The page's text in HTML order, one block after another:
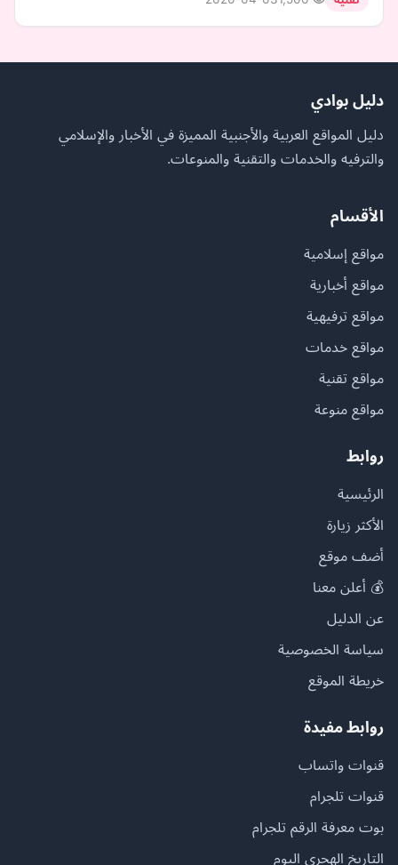
دليل بوادي
دليل المواقع العربية والأجنبية المميزة في الأخبار والإسلامي
والترفيه والخدمات والتقنية والمنوعات.
الأقسام
مواقع إسلامية
مواقع أخبارية
مواقع ترفيهية
مواقع خدمات
مواقع تقنية
مواقع منوعة
روابط
الرئيسية
الأكثر زيارة
أضف موقع
💰 أعلن معنا
عن الدليل
سياسة الخصوصية
خريطة الموقع
روابط مفيدة
قنوات واتساب
قنوات تلجرام
بوت معرفة الرقم تلجرام
التاريخ الهجري اليوم